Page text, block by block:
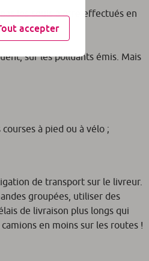
les seuls à être effectués en
sur les polluants émis. Mais
à pied ou à vélo ;
de transport sur le livreur.
groupées, utiliser des
de livraison plus longs qui
en moins sur les routes !
accepter